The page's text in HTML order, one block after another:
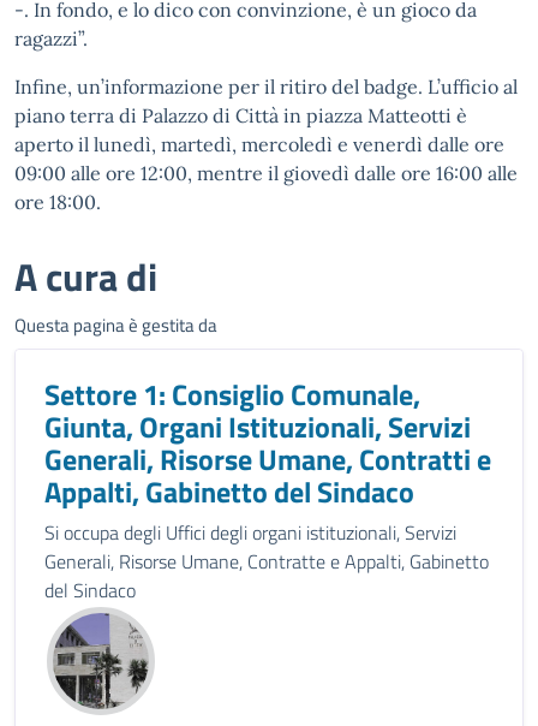
-. In fondo, e lo dico con convinzione, è un gioco da
ragazzi”.
Infine, un’informazione per il ritiro del badge. L’ufficio al
piano terra di Palazzo di Città in piazza Matteotti è
aperto il lunedì, martedì, mercoledì e venerdì dalle ore
09:00 alle ore 12:00, mentre il giovedì dalle ore 16:00 alle
ore 18:00.
A cura di
Questa pagina è gestita da
Settore 1: Consiglio Comunale,
Giunta, Organi Istituzionali, Servizi
Generali, Risorse Umane, Contratti e
Appalti, Gabinetto del Sindaco
Si occupa degli Uffici degli organi istituzionali, Servizi
Generali, Risorse Umane, Contratte e Appalti, Gabinetto
del Sindaco